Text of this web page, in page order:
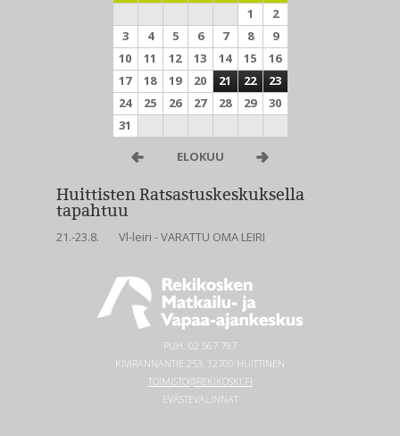
1
2
3
4 5 6 7 8
9
10
11 12 13 14 15
16
17
18 19 20 21 22
23
24
25 26 27 28 29
30
31
ELOKUU
Huittisten Ratsastuskeskuksella
tapahtuu
21.-23.8. Vl-leiri - VARATTU OMA LEIRI
PUH. 02 567 797
KIVIRANNANTIE 253, 32700 HUITTINEN
TOIMISTO@REKIKOSKI.FI
EVÄSTEVALINNAT